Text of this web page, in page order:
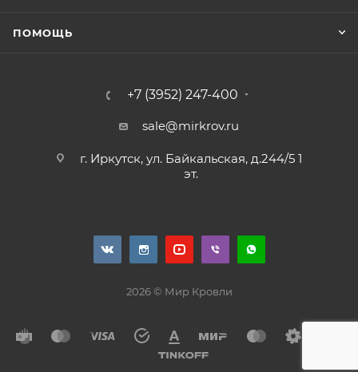
ПОМОЩЬ
+7 (3952) 247-400
sale@mirkrov.ru
г. Иркутск, ул. Байкальская, д.244/5 1
эт.
2026 © Мир Кровли